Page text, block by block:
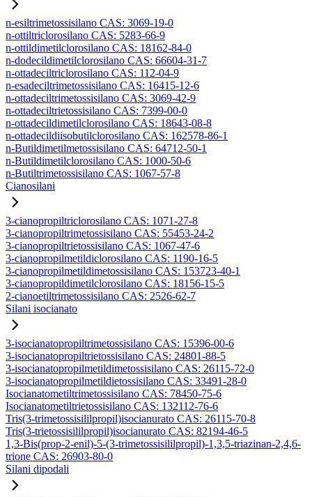
n-esiltrimetossisilano CAS: 3069-19-0
n-ottiltriclorosilano CAS: 5283-66-9
n-ottildimetilclorosilano CAS: 18162-84-0
n-dodecildimetilclorosilano CAS: 66604-31-7
n-ottadeciltriclorosilano CAS: 112-04-9
n-esadeciltrimetossisilano CAS: 16415-12-6
n-ottadeciltrimetossisilano CAS: 3069-42-9
n-ottadeciltrietossisilano CAS: 7399-00-0
n-ottadecildimetilclorosilano CAS: 18643-08-8
n-ottadecildiisobutilclorosilano CAS: 162578-86-1
n-Butildimetilmetossisilano CAS: 64712-50-1
n-Butildimetilclorosilano CAS: 1000-50-6
n-Butiltrimetossisilano CAS: 1067-57-8
Cianosilani
3-cianopropiltriclorosilano CAS: 1071-27-8
3-cianopropiltrimetossisilano CAS: 55453-24-2
3-cianopropiltrietossisilano CAS: 1067-47-6
3-cianopropilmetildiclorosilano CAS: 1190-16-5
3-cianopropilmetildimetossisilano CAS: 153723-40-1
3-cianopropildimetilclorosilano CAS: 18156-15-5
2-cianoetiltrimetossisilano CAS: 2526-62-7
Silani isocianato
3-isocianatopropiltrimetossisilano CAS: 15396-00-6
3-isocianatopropiltrietossisilano CAS: 24801-88-5
3-isocianatopropilmetildimetossisilano CAS: 26115-72-0
3-isocianatopropilmetildietossisilano CAS: 33491-28-0
Isocianatometiltrimetossisilano CAS: 78450-75-6
Isocianatometiltrietossisilano CAS: 132112-76-6
Tris(3-trimetossisililpropil)isocianurato CAS: 26115-70-8
Tris(3-trietossisililpropil)isocianurato CAS: 82194-46-5
1,3-Bis(prop-2-enil)-5-(3-trimetossisililpropil)-1,3,5-triazinan-2,4,6-
trione CAS: 26903-80-0
Silani dipodali